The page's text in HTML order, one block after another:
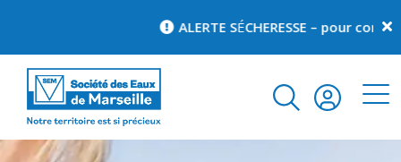
ALERTE SÉCHERESSE – pour